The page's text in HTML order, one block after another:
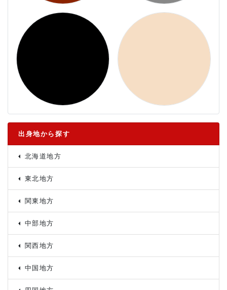
出身地から探す
北海道地方
東北地方
関東地方
中部地方
関西地方
中国地方